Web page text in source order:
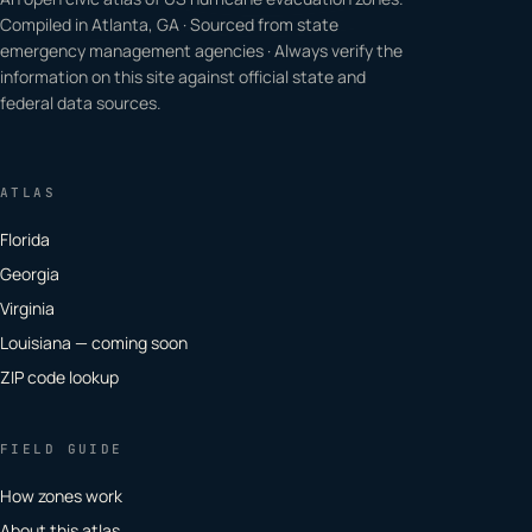
Compiled in Atlanta, GA · Sourced from state
emergency management agencies · Always verify the
information on this site against official state and
federal data sources.
ATLAS
Florida
Georgia
Virginia
Louisiana — coming soon
ZIP code lookup
FIELD GUIDE
How zones work